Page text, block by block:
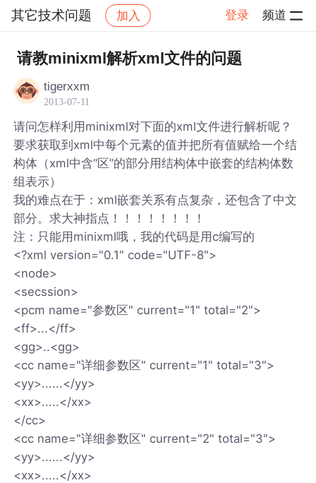
其它技术问题 加入 登录 频道
社区 其它技术问题 帖子详情
请教minixml解析xml文件的问题
tigerxxm
2013-07-11
请问怎样利用minixml对下面的xml文件进行解析呢？
要求获取到xml中每个元素的值并把所有值赋给一个结
构体（xml中含“区”的部分用结构体中嵌套的结构体数
组表示）
我的难点在于：xml嵌套关系有点复杂，还包含了中文
部分。求大神指点！！！！！！！！
注：只能用minixml哦，我的代码是用c编写的
<?xml version="0.1" code="UTF-8">
<node>
<secssion>
<pcm name="参数区" current="1" total="2">
<ff>...</ff>
<gg>..<gg>
<cc name="详细参数区" current="1" total="3">
<yy>......</yy>
<xx>.....</xx>
</cc>
<cc name="详细参数区" current="2" total="3">
<yy>......</yy>
<xx>.....</xx>